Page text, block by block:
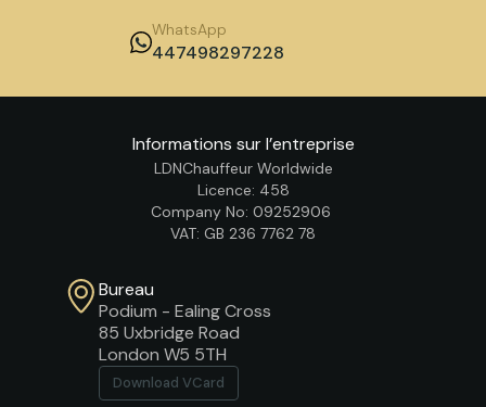
WhatsApp
447498297228
Informations sur l’entreprise
LDNChauffeur Worldwide
Licence: 458
Company No: 09252906
VAT: GB 236 7762 78
Bureau
Podium - Ealing Cross
85 Uxbridge Road
London W5 5TH
Download VCard